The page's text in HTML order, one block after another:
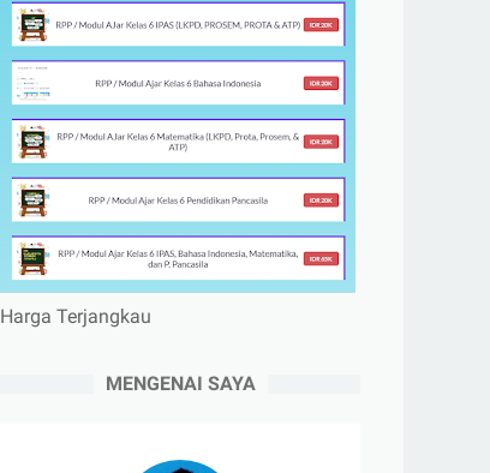
Harga Terjangkau
MENGENAI SAYA